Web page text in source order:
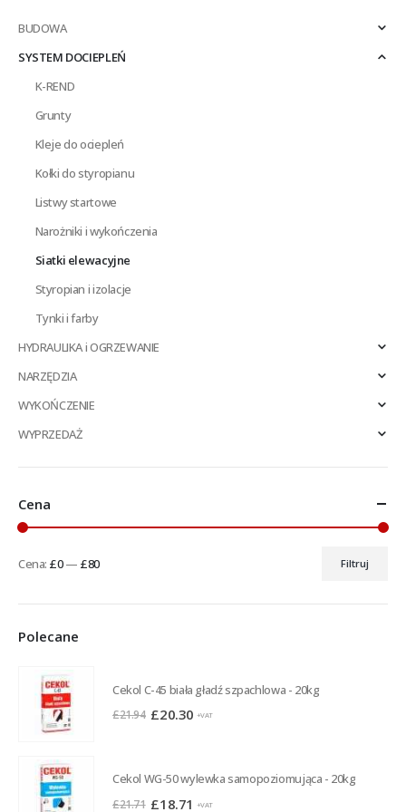
BUDOWA
SYSTEM DOCIEPLEŃ
K-REND
Grunty
Kleje do ociepleń
Kołki do styropianu
Listwy startowe
Narożniki i wykończenia
Siatki elewacyjne
Styropian i izolacje
Tynki i farby
HYDRAULIKA i OGRZEWANIE
NARZĘDZIA
WYKOŃCZENIE
WYPRZEDAŻ
Cena
Filtruj
Cena: £0— £80
Polecane
Cekol C-45 biała gładź szpachlowa - 20kg
£21.94 Pierwotna
£21.94.
£20.30 Aktualna
£20.30.
+VAT
Cekol WG-50 wylewka samopoziomująca - 20kg
£21.71 Pierwotna
£18.71 Aktualna
+VAT